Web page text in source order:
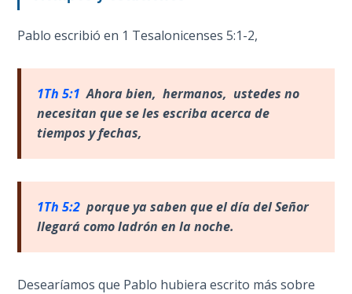
Manifesting
- Book 3
of John:
Manifesting
God’s Glory
of John:
Manifesting
Pablo escribió en 1 Tesalonicenses 5:1-2,
1Th 5:1 Ahora bien, hermanos, ustedes no
necesitan que se les escriba acerca de
tiempos y fechas,
1Th 5:2 porque ya saben que el día del Señor
llegará como ladrón en la noche.
Desearíamos que Pablo hubiera escrito más sobre